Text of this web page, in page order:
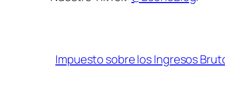
Impuesto sobre los Ingresos